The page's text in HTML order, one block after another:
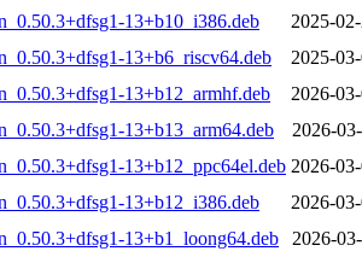
13+b10_i386.deb
2025-
13+b6_riscv64.deb
2025-
13+b12_armhf.deb
2026-
13+b13_arm64.deb
2026-
13+b12_ppc64el.deb 2026-
13+b12_i386.deb
2026-
13+b1_loong64.deb
2026-